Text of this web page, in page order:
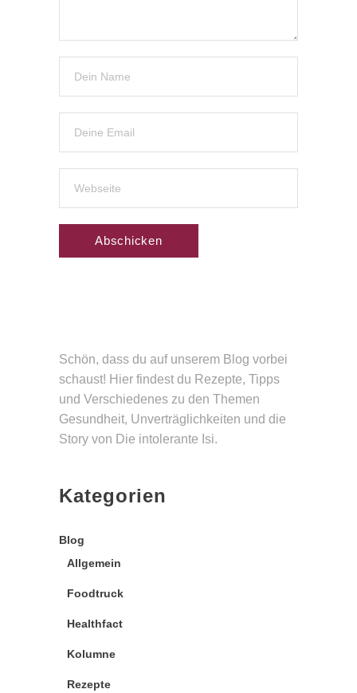
Schön, dass du auf unserem Blog vorbei
schaust! Hier findest du Rezepte, Tipps
und Verschie­denes zu den Themen
Gesund­heit, Unverträg­lichkeiten und die
Story von Die intolerante Isi.
Kategorien
Blog
Allgemein
Foodtruck
Healthfact
Kolumne
Rezepte